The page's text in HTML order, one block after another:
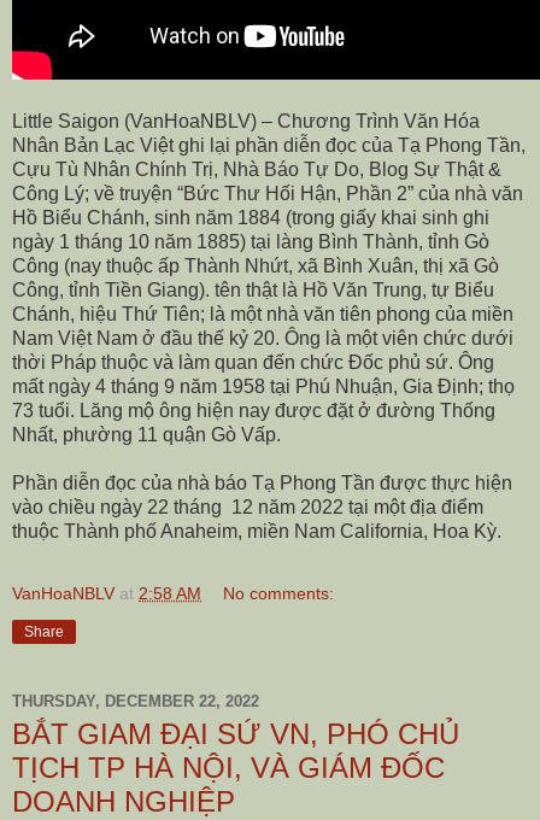
Little Saigon (VanHoaNBLV) – Chương Trình Văn Hóa
Nhân Bản Lạc Việt ghi lại phần diễn đọc của Tạ Phong Tần,
Cựu Tù Nhân Chính Trị, Nhà Báo Tự Do, Blog Sự Thật &
Công Lý; về truyện “Bức Thư Hối Hận, Phần 2” của nhà văn
Hồ Biểu Chánh, sinh năm 1884 (trong giấy khai sinh ghi
ngày 1 tháng 10 năm 1885) tại làng Bình Thành, tỉnh Gò
Công (nay thuộc ấp Thành Nhứt, xã Bình Xuân, thị xã Gò
Công, tỉnh Tiền Giang). tên thật là Hồ Văn Trung, tự Biểu
Chánh, hiệu Thứ Tiên; là một nhà văn tiên phong của miền
Nam Việt Nam ở đầu thế kỷ 20. Ông là một viên chức dưới
thời Pháp thuộc và làm quan đến chức Đốc phủ sứ. Ông
mất ngày 4 tháng 9 năm 1958 tại Phú Nhuận, Gia Định; thọ
73 tuổi. Lăng mộ ông hiện nay được đặt ở đường Thống
Nhất, phường 11 quận Gò Vấp.
Phần diễn đọc của nhà báo Tạ Phong Tần được thực hiện
vào chiều ngày 22 tháng 12 năm 2022 tại một địa điểm
thuộc Thành phố Anaheim, miền Nam California, Hoa Kỳ.
VanHoaNBLV at 2:58 AM No comments:
Share
THURSDAY, DECEMBER 22, 2022
BẮT GIAM ĐẠI SỨ VN, PHÓ CHỦ
TỊCH TP HÀ NỘI, VÀ GIÁM ĐỐC
DOANH NGHIỆP